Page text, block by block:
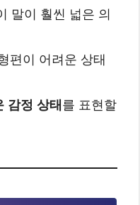
말이 훨씬 넓은 의
편이 어려운 상태
감정 상태 를 표현할